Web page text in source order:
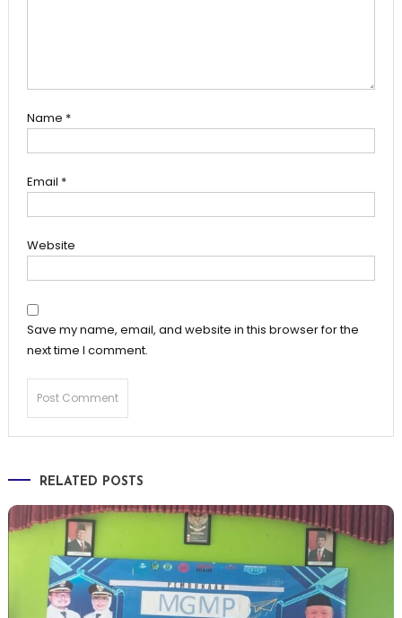
Name *
Email *
Website
Save my name, email, and website in this browser for the
next time I comment.
RELATED POSTS